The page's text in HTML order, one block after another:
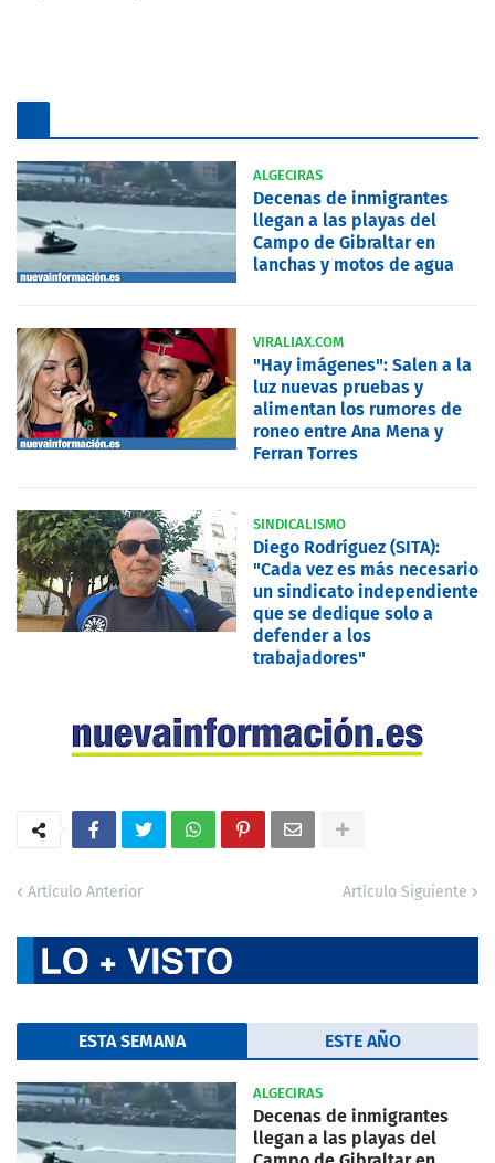
ALGECIRAS
Decenas de inmigrantes
llegan a las playas del
Campo de Gibraltar en
lanchas y motos de agua
VIRALIAX.COM
"Hay imágenes": Salen a la
luz nuevas pruebas y
alimentan los rumores de
roneo entre Ana Mena y
Ferran Torres
SINDICALISMO
Diego Rodríguez (SITA):
"Cada vez es más necesario
un sindicato independiente
que se dedique solo a
defender a los
trabajadores"
Artículo Anterior Artículo Siguiente
ESTA SEMANA ESTE AÑO
ALGECIRAS
Decenas de inmigrantes
llegan a las playas del